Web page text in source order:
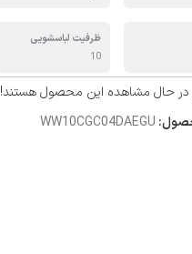
ظرفیت لباسشویی
10
در حال مشاهده این محصول هستند!
WW10CGC04DAEGU